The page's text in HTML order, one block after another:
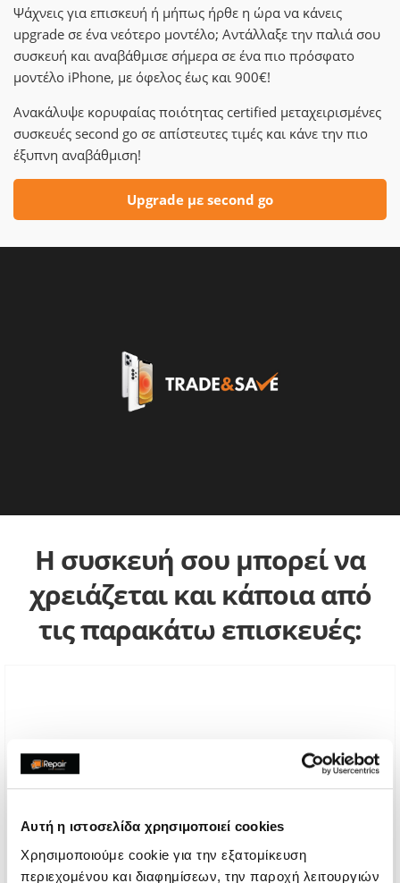
Αυτή η ιστοσελίδα χρησιμοποιεί cookies
Χρησιμοποιούμε cookie για την εξατομίκευση
περιεχομένου και διαφημίσεων, την παροχή λειτουργιών
Ψάχνεις για επισκευή ή μήπως ήρθε η ώρα να κάνεις
upgrade σε ένα νεότερο μοντέλο; Αντάλλαξε την παλιά σου
συσκευή και αναβάθμισε σήμερα σε ένα πιο πρόσφατο
μοντέλο iPhone, με όφελος έως και 900€!
Ανακάλυψε κορυφαίας ποιότητας certified μεταχειρισμένες
συσκευές second go σε απίστευτες τιμές και κάνε την πιο
έξυπνη αναβάθμιση!
Upgrade με second go
Η συσκευή σου μπορεί να
χρειάζεται και κάποια από
τις παρακάτω επισκευές: